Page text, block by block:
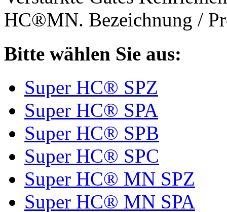
HC®MN. Bezeichnung /
Bitte wählen Sie aus:
Super HC® SPZ
Super HC® SPA
Super HC® SPB
Super HC® SPC
Super HC® MN SPZ
Super HC® MN SPA